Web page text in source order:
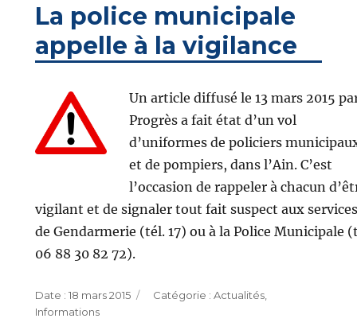
La police municipale
appelle à la vigilance
Un article diffusé le 13 mars 2015
Progrès a fait état d’un vol
d’uniformes de policiers
et de pompiers, dans l’Ain. C’est
l’occasion de rappeler à chacun
vigilant et de signaler tout fait suspect aux services
de Gendarmerie (tél. 17) ou à la Police Municipale
06 88 30 82 72).
Publié
le
18 mars 2015 Catégories
Actualités,
Informations